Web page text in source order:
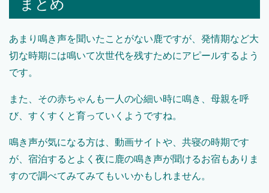
まとめ
あまり鳴き声を聞いたことがない鹿ですが、発情期など大
切な時期には鳴いて次世代を残すためにアピールするよう
です。
また、その赤ちゃんも一人の心細い時に鳴き、母親を呼
び、すくすくと育っていくようですね。
鳴き声が気になる方は、動画サイトや、共寝の時期です
が、宿泊するとよく夜に鹿の鳴き声が聞けるお宿もありま
すので調べてみてみてもいいかもしれません。